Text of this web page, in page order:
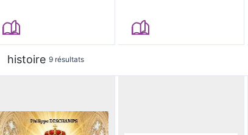
histoire 9 résultats